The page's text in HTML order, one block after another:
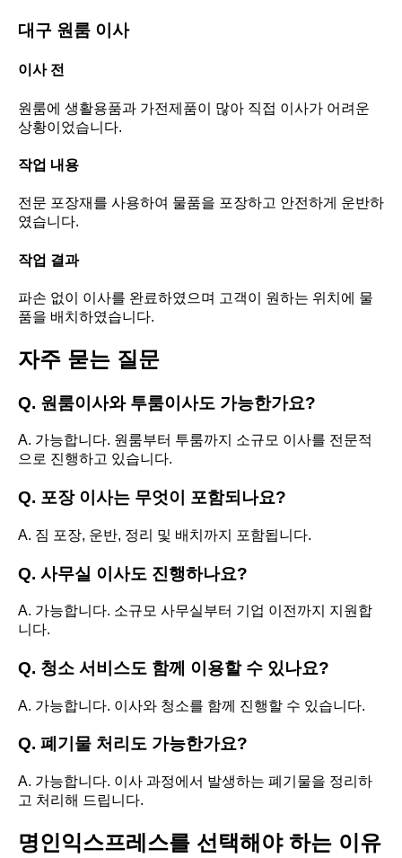
대구 원룸 이사
이사 전
원룸에 생활용품과 가전제품이 많아 직접 이사가 어려운
상황이었습니다.
작업 내용
전문 포장재를 사용하여 물품을 포장하고 안전하게 운반하
였습니다.
작업 결과
파손 없이 이사를 완료하였으며 고객이 원하는 위치에 물
품을 배치하였습니다.
자주 묻는 질문
Q. 원룸이사와 투룸이사도 가능한가요?
A. 가능합니다. 원룸부터 투룸까지 소규모 이사를 전문적
으로 진행하고 있습니다.
Q. 포장 이사는 무엇이 포함되나요?
A. 짐 포장, 운반, 정리 및 배치까지 포함됩니다.
Q. 사무실 이사도 진행하나요?
A. 가능합니다. 소규모 사무실부터 기업 이전까지 지원합
니다.
Q. 청소 서비스도 함께 이용할 수 있나요?
A. 가능합니다. 이사와 청소를 함께 진행할 수 있습니다.
Q. 폐기물 처리도 가능한가요?
A. 가능합니다. 이사 과정에서 발생하는 폐기물을 정리하
고 처리해 드립니다.
명인익스프레스를 선택해야 하는 이유